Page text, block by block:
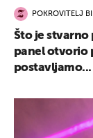
POKROVITELJ
Što je stvarno
panel otvorio
postavljamo...